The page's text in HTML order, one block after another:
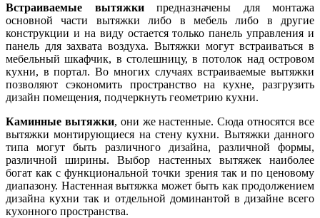
Встраиваемые вытяжкипредназначены для монтажа
основной части вытяжки либо в мебель либо в другие
конструкции и на виду остается только панель управления и
панель для захвата воздуха. Вытяжки могут встраиваться в
мебельный шкафчик, в столешницу, в потолок над островом
кухни, в портал. Во многих случаях встраиваемые вытяжки
позволяют сэкономить пространство на кухне, разгрузить
дизайн помещения, подчеркнуть геометрию кухни.
Каминные вытяжки, они же настенные. Сюда относятся все
вытяжки монтирующиеся на стену кухни. Вытяжки данного
типа могут быть различного дизайна, различной формы,
различной ширины. Выбор настенных вытяжек наиболее
богат как с функциональной точки зрения так и по ценовому
диапазону. Настенная вытяжка может быть как продолжением
дизайна кухни так и отдельной доминантой в дизайне всего
кухонного пространства.